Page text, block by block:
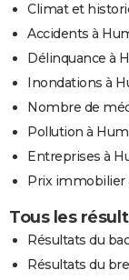
Climat et
Accidents à
Délinquance à
Inondations à
Nombre de
Pollution à
Entreprises à
Prix immobilier
Tous les
Résultats du
Résultats du